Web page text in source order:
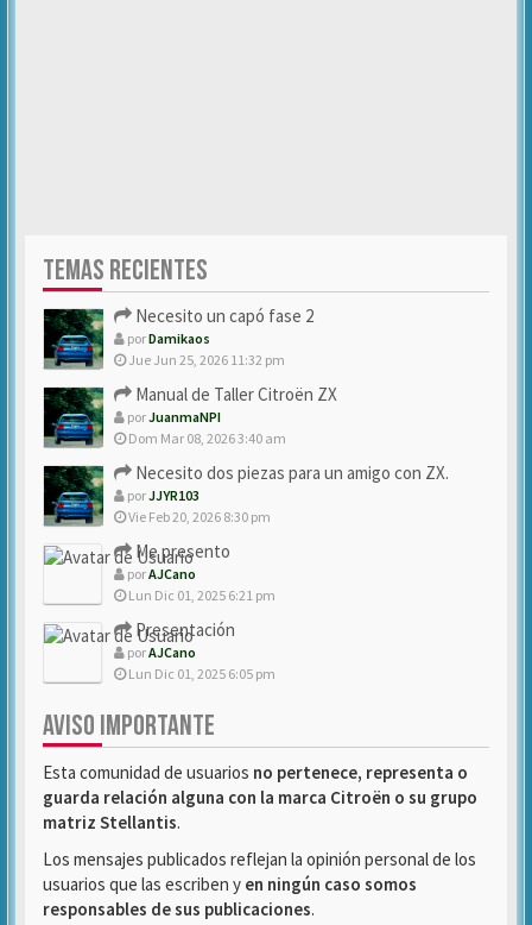
TEMAS RECIENTES
Necesito un capó fase 2
porDamikaos
Jue Jun 25, 2026 11:32 pm
Manual de Taller Citroën ZX
porJuanmaNPI
Dom Mar 08, 2026 3:40 am
Necesito dos piezas para un amigo con ZX.
porJJYR103
Vie Feb 20, 2026 8:30 pm
Me presento
porAJCano
Lun Dic 01, 2025 6:21 pm
Presentación
porAJCano
Lun Dic 01, 2025 6:05 pm
AVISO IMPORTANTE
Esta comunidad de usuarios no pertenece, representa o
guarda relación alguna con la marca Citroën o su grupo
matriz Stellantis.
Los mensajes publicados reflejan la opinión personal de los
usuarios que las escriben y en ningún caso somos
responsables de sus publicaciones.